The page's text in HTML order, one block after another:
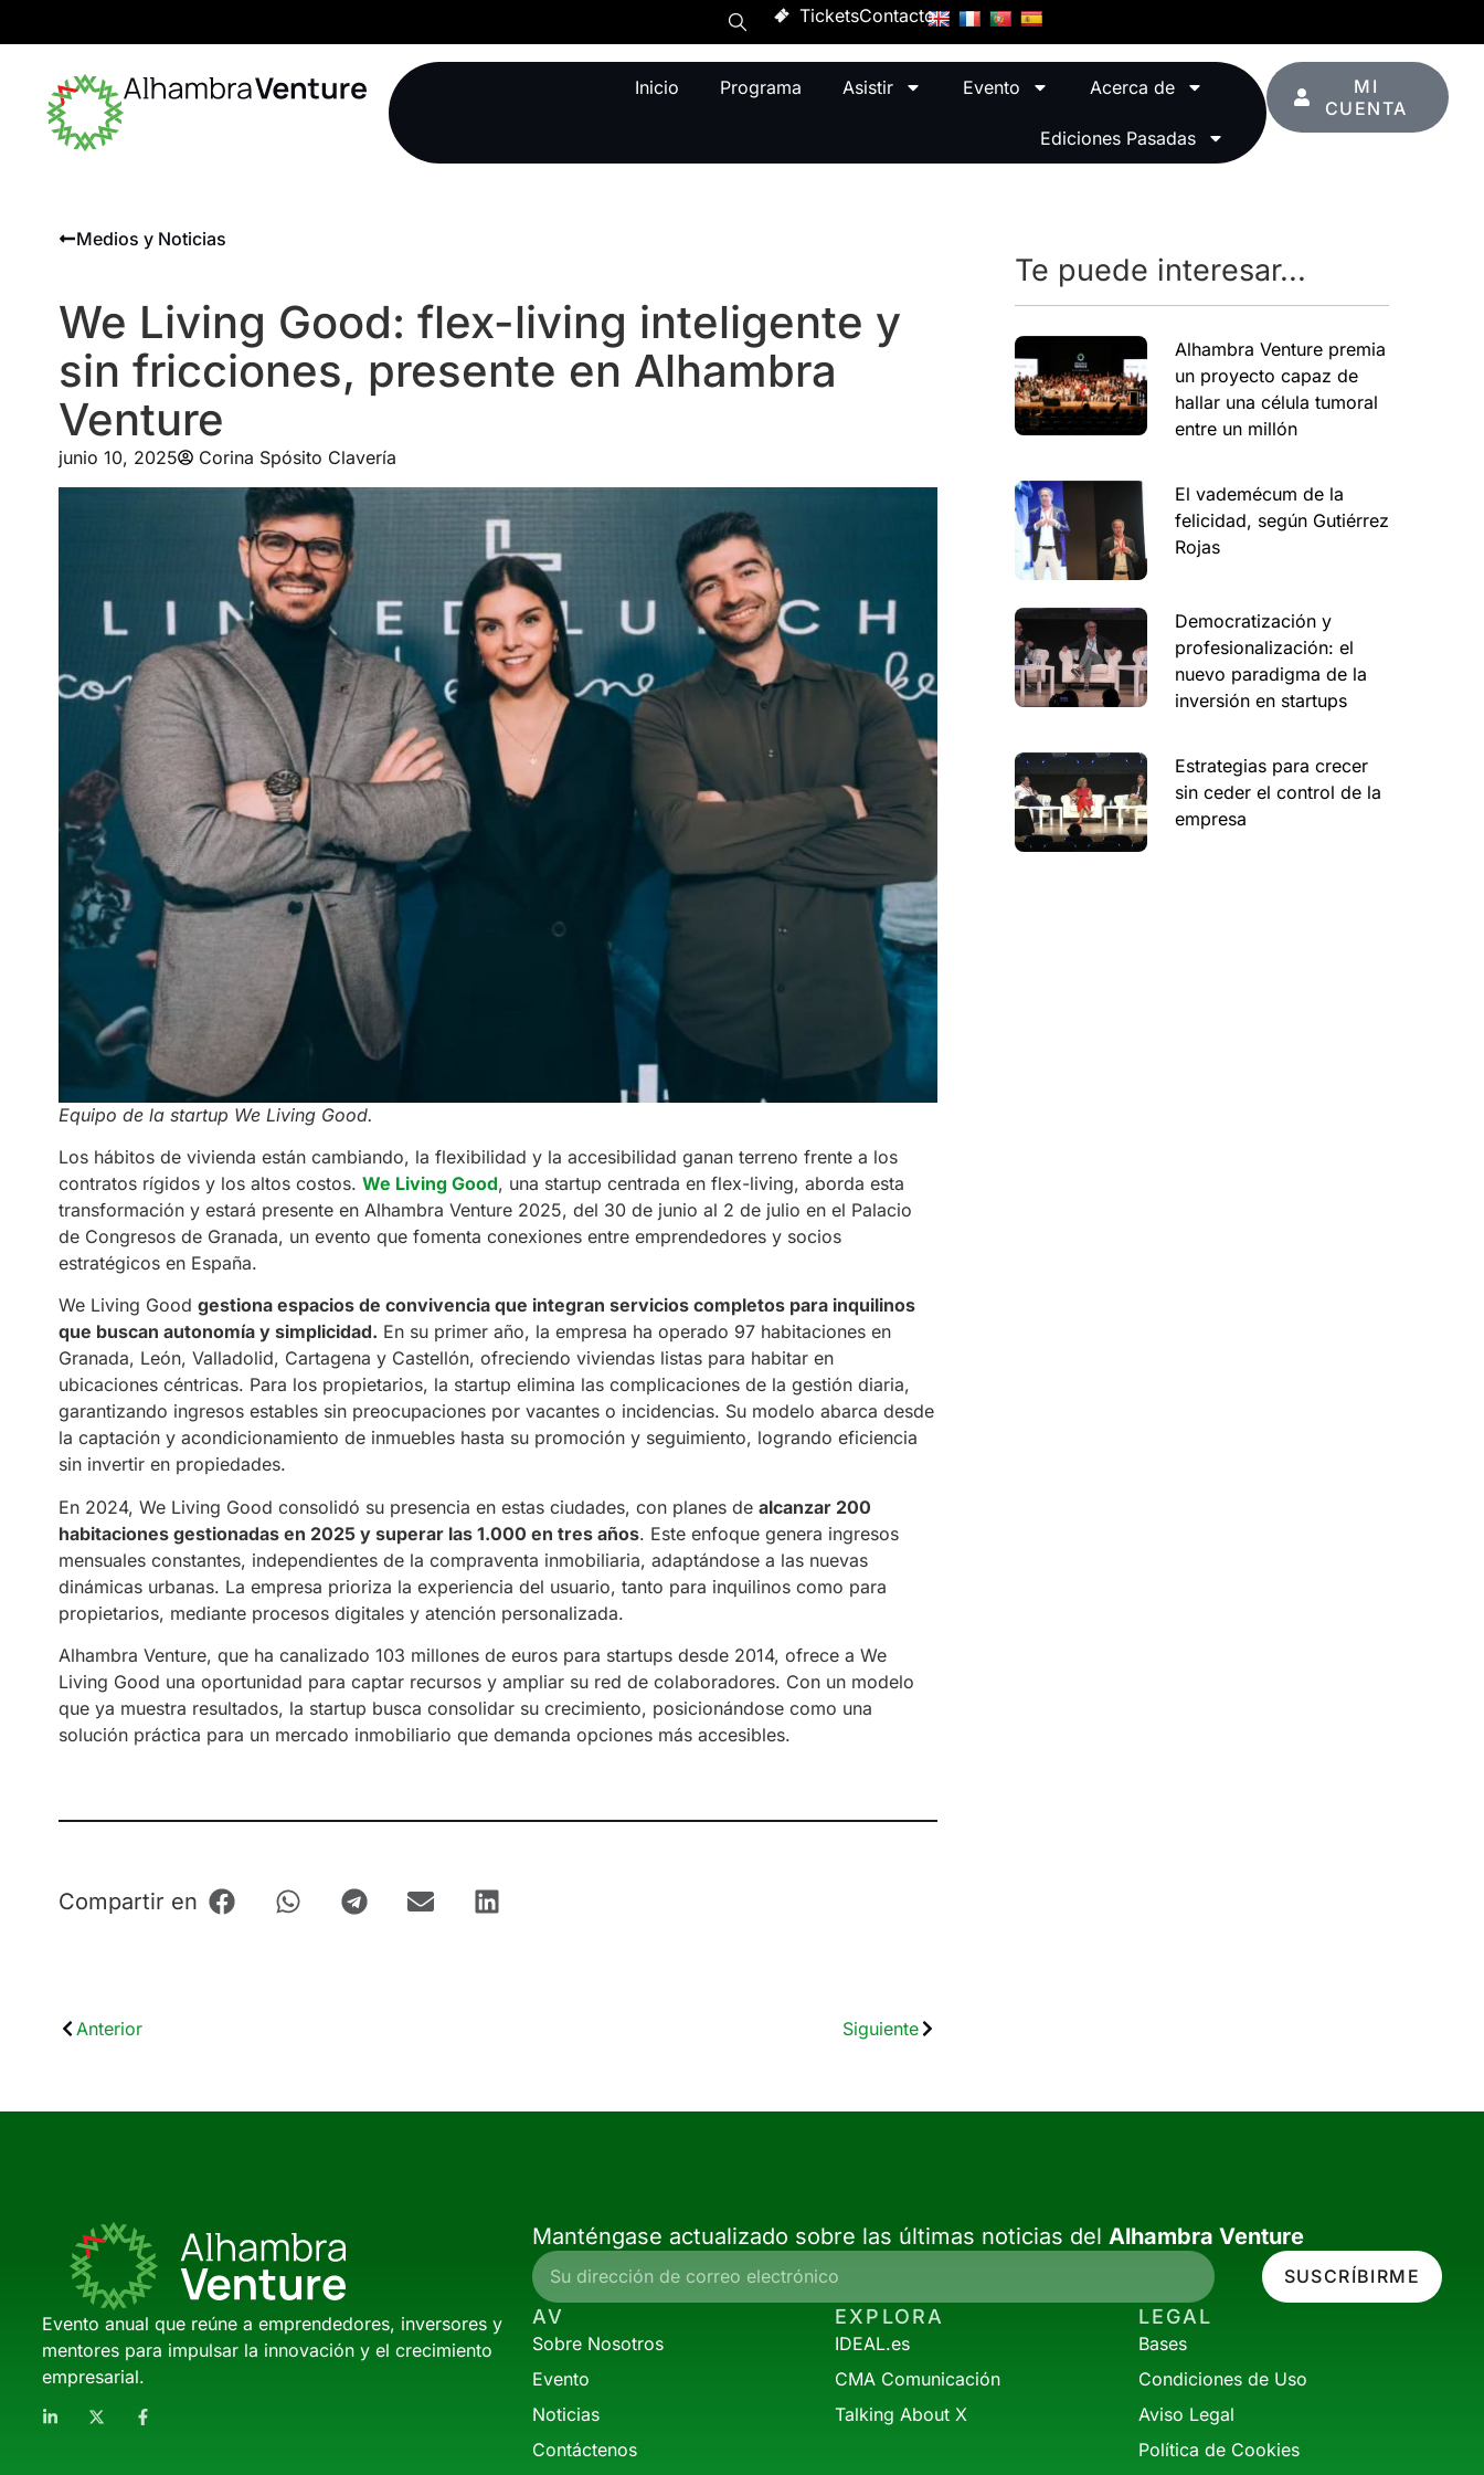
TicketsContacto
Inicio Programa Asistir Evento Acerca de
Ediciones Pasadas
MI
CUENTA
Medios y Noticias
We Living Good: flex-living inteligente y
sin fricciones, presente en Alhambra
Venture
junio 10, 2025 Corina Spósito Clavería
Equipo de la startup We Living Good.
Los hábitos de vivienda están cambiando, la flexibilidad y la accesibilidad ganan terreno frente a los
contratos rígidos y los altos costos. We Living Good, una startup centrada en flex-living, aborda esta
transformación y estará presente en Alhambra Venture 2025, del 30 de junio al 2 de julio en el Palacio
de Congresos de Granada, un evento que fomenta conexiones entre emprendedores y socios
estratégicos en España.
We Living Good gestiona espacios de convivencia que integran servicios completos para inquilinos
que buscan autonomía y simplicidad. En su primer año, la empresa ha operado 97 habitaciones en
Granada, León, Valladolid, Cartagena y Castellón, ofreciendo viviendas listas para habitar en
ubicaciones céntricas. Para los propietarios, la startup elimina las complicaciones de la gestión diaria,
garantizando ingresos estables sin preocupaciones por vacantes o incidencias. Su modelo abarca desde
la captación y acondicionamiento de inmuebles hasta su promoción y seguimiento, logrando eficiencia
sin invertir en propiedades.
En 2024, We Living Good consolidó su presencia en estas ciudades, con planes de alcanzar 200
habitaciones gestionadas en 2025 y superar las 1.000 en tres años. Este enfoque genera ingresos
mensuales constantes, independientes de la compraventa inmobiliaria, adaptándose a las nuevas
dinámicas urbanas. La empresa prioriza la experiencia del usuario, tanto para inquilinos como para
propietarios, mediante procesos digitales y atención personalizada.
Alhambra Venture, que ha canalizado 103 millones de euros para startups desde 2014, ofrece a We
Living Good una oportunidad para captar recursos y ampliar su red de colaboradores. Con un modelo
que ya muestra resultados, la startup busca consolidar su crecimiento, posicionándose como una
solución práctica para un mercado inmobiliario que demanda opciones más accesibles.
Compartir en
Anterior Siguiente
Te puede interesar...
Alhambra Venture premia
un proyecto capaz de
hallar una célula tumoral
entre un millón
El vademécum de la
felicidad, según Gutiérrez
Rojas
Democratización y
profesionalización: el
nuevo paradigma de la
inversión en startups
Estrategias para crecer
sin ceder el control de la
empresa
Evento anual que reúne a emprendedores, inversores y
mentores para impulsar la innovación y el crecimiento
empresarial.
Manténgase actualizado sobre las últimas noticias del Alhambra Venture
SUSCRÍBIRME
AV
Sobre Nosotros
Evento
Noticias
Contáctenos
EXPLORA
IDEAL.es
CMA Comunicación
Talking About X
LEGAL
Bases
Condiciones de Uso
Aviso Legal
Política de Cookies